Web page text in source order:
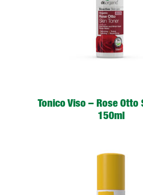
LEGGI TUTTO
Tonico Viso – Rose Otto
150ml